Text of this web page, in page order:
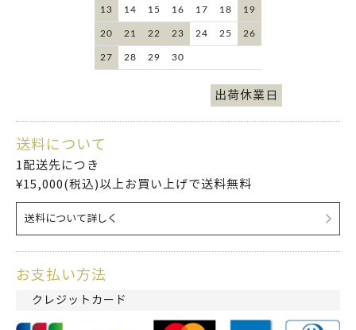
13 14 15 16 17 18 19
20 21 22 23 24 25 26
27 28 29 30
出荷休業日
送料について
1配送先につき
¥15,000(税込)以上お買い上げで送料無料
送料について詳しく
お支払い方法
クレジットカード